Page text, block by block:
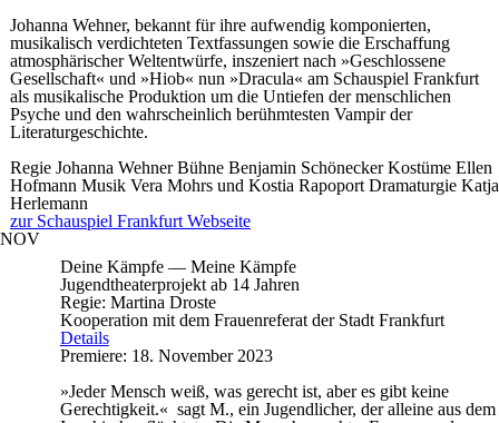
Johanna Wehner, bekannt für ihre aufwendig komponierten,
musikalisch verdichteten Textfassungen sowie die Erschaffung
atmosphärischer Weltentwürfe, inszeniert nach »Geschlossene
Gesellschaft« und »Hiob« nun »Dracula« am Schauspiel Frankfurt
als musikalische Produktion um die Untiefen der menschlichen
Psyche und den wahrscheinlich berühmtesten Vampir der
Literaturgeschichte.
RegieJohanna WehnerBühne Benjamin SchöneckerKostümeEllen
Hofmann Musik Vera Mohrs und Kostia Rapoport Dramaturgie Katja
Herlemann
zur Schauspiel Frankfurt Webseite
NOV
Deine Kämpfe — Meine Kämpfe
Jugendtheaterprojekt ab 14 Jahren
Regie: Martina Droste
Kooperation mit dem Frauenreferat der Stadt Frankfurt
Details
Premiere: 18. November 2023
»Jeder Mensch weiß, was gerecht ist, aber es gibt keine
Gerechtigkeit.« sagt M., ein Jugendlicher, der alleine aus dem